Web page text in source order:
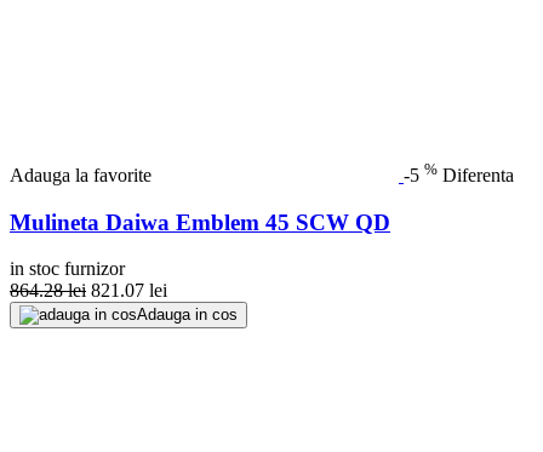
Adauga la favorite -5 % Diferenta
Mulineta Daiwa Emblem 45 SCW QD
in stoc furnizor
864.28 lei 821.07 lei
Adauga in cos